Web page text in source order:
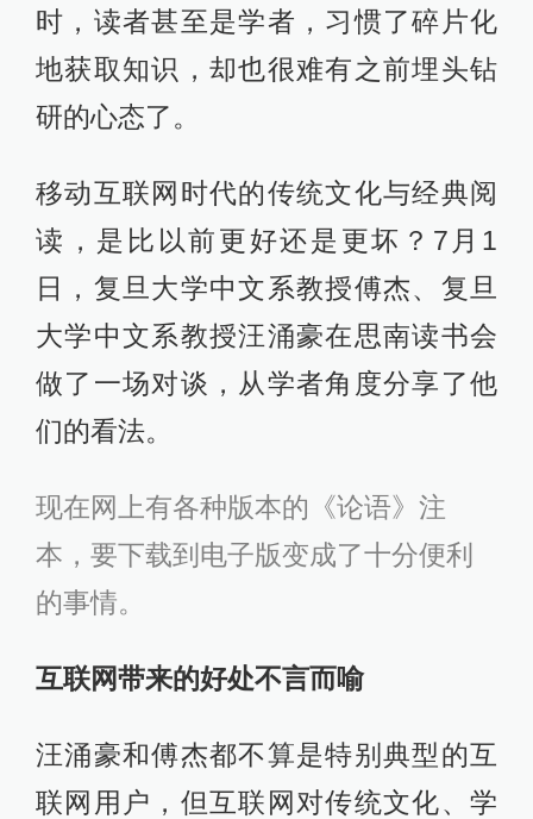
时，读者甚至是学者，习惯了碎片化
地获取知识，却也很难有之前埋头钻
研的心态了。
移动互联网时代的传统文化与经典阅
读，是比以前更好还是更坏？7月1
日，复旦大学中文系教授傅杰、复旦
大学中文系教授汪涌豪在思南读书会
做了一场对谈，从学者角度分享了他
们的看法。
现在网上有各种版本的《论语》注
本，要下载到电子版变成了十分便利
的事情。
互联网带来的好处不言而喻
汪涌豪和傅杰都不算是特别典型的互
联网用户，但互联网对传统文化、学